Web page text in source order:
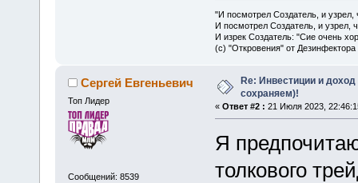
"И посмотрел Создатель, и
И посмотрел Создатель, и узрел,
И изрек Создатель: "Сие очень
(с) "Откровения" от Дезинфектора
Сергей Евгеньевич
Топ Лидер
Сообщений: 8539
Re: Инвестиции и
сохраняем)!
« Ответ #2 : 21 Июля 2023,
Я
толкового